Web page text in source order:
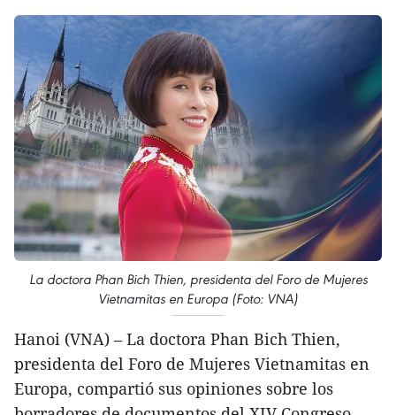
La doctora Phan Bich Thien, presidenta del Foro de Mujeres
Vietnamitas en Europa (Foto: VNA)
Hanoi (VNA) – La doctora Phan Bich Thien,
presidenta del Foro de Mujeres Vietnamitas en
Europa, compartió sus opiniones sobre los